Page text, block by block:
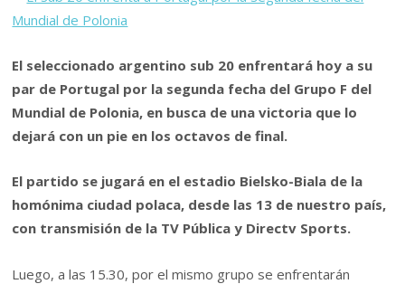
El seleccionado argentino sub 20 enfrentará hoy a su
par de Portugal por la segunda fecha del Grupo F del
Mundial de Polonia, en busca de una victoria que lo
dejará con un pie en los octavos de final.
El partido se jugará en el estadio Bielsko-Biala de la
homónima ciudad polaca, desde las 13 de nuestro país,
con transmisión de la TV Pública y Directv Sports.
Luego, a las 15.30, por el mismo grupo se enfrentarán